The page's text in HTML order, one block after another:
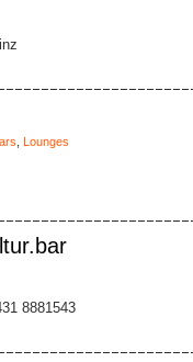
Lounges
8881543